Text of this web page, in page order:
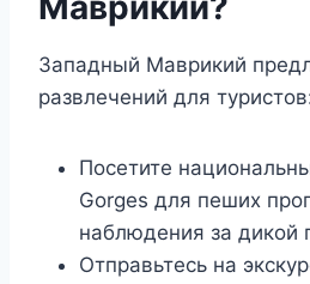
Западный Маврикий
развлечений для
Посетите
Gorges для пеших
наблюдения за дикой
Отправьтесь на